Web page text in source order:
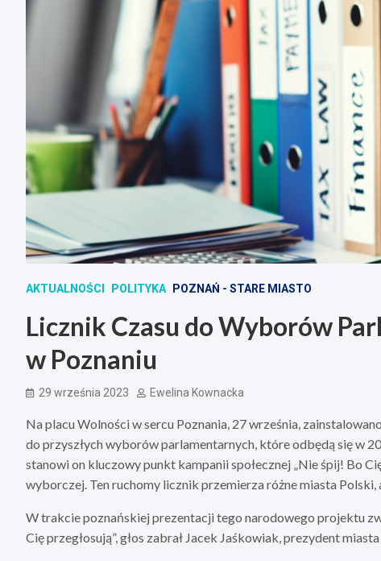
AKTUALNOŚCI POLITYKA POZNAŃ - STARE MIASTO
Licznik Czasu do Wyborów
w Poznaniu
29 września 2023 Ewelina Kownacka
Na placu Wolności w sercu Poznania, 27 września,
do przyszłych wyborów parlamentarnych, które odbędą się w
stanowi on kluczowy punkt kampanii społecznej „Nie śpij! Bo
wyborczej. Ten ruchomy licznik przemierza różne miasta
W trakcie poznańskiej prezentacji tego narodowego projektu
Cię przegłosują”, głos zabrał Jacek Jaśkowiak, prezydent